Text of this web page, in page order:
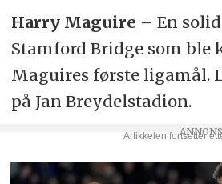
Harry Maguire – En
Stamford Bridge som ble
Maguires første ligamål.
på Jan Breydelstadion.